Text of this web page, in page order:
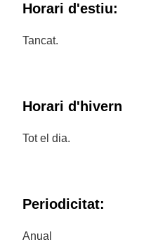
Horari d'estiu:
Tancat.
Horari d'hivern
Tot el dia.
Periodicitat:
Anual